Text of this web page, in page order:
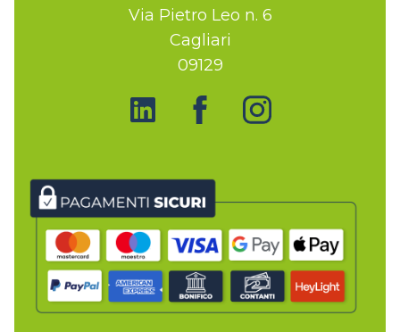
Via Pietro Leo n. 6
Cagliari
09129